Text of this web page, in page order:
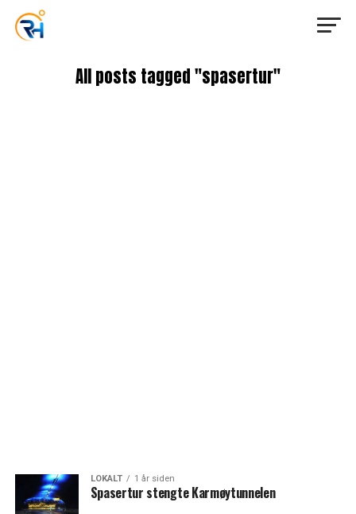
All posts tagged "spasertur"
LOKALT 1 år siden
Spasertur stengte Karmøytunnelen